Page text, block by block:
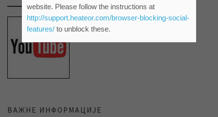
ВАЖНЕ ИНФОРМАЦИЈЕ
website. Please follow the instructions at
http://support.heateor.com/browser-blocking-social-
features/to unblock these.